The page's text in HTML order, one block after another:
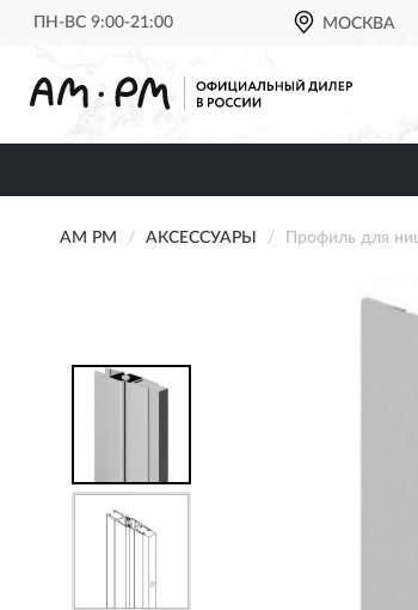
ПН-ВС 9:00-21:00 МОСКВА
AM PM АКСЕССУАРЫ Профиль для